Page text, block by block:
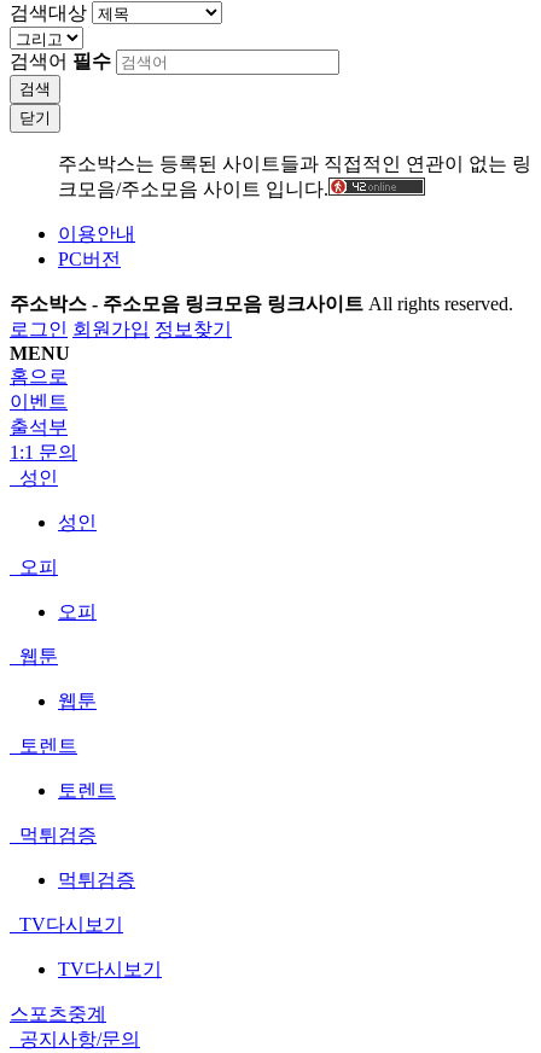
검색대상
검색어 필수
검색
닫기
주소박스는 등록된 사이트들과 직접적인 연관이 없는 링
크모음/주소모음 사이트 입니다.
이용안내
PC버전
주소박스 - 주소모음 링크모음 링크사이트 All rights reserved.
로그인 회원가입 정보찾기
MENU
홈으로
이벤트
출석부
1:1 문의
성인
성인
오피
오피
웹툰
웹툰
토렌트
토렌트
먹튀검증
먹튀검증
TV다시보기
TV다시보기
스포츠중계
공지사항/문의